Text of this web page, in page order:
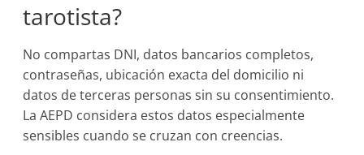
tarotista?
No compartas DNI, datos bancarios completos,
contraseñas, ubicación exacta del domicilio ni
datos de terceras personas sin su consentimiento.
La AEPD considera estos datos especialmente
sensibles cuando se cruzan con creencias.